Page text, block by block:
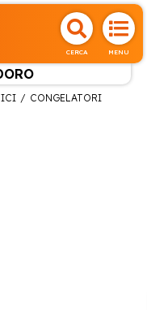
CERCA MENU
CONGELATORI